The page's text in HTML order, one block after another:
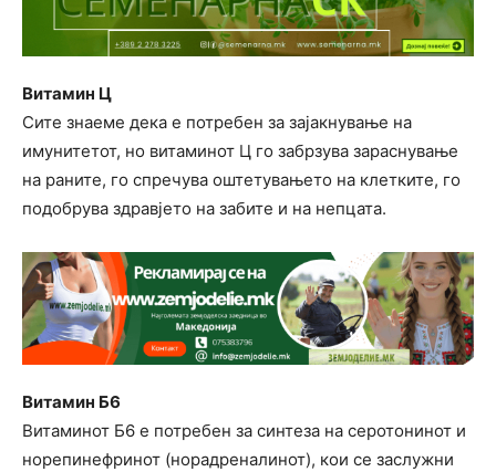
Витамин Ц
Сите знаеме дека е потребен за зајакнување на
имунитетот, но витаминот Ц го забрзува зараснување
на раните, го спречува оштетувањето на клетките, го
подобрува здравјето на забите и на непцата.
Витамин Б6
Витаминот Б6 е потребен за синтеза на серотонинот и
норепинефринот (норадреналинот), кои се заслужни